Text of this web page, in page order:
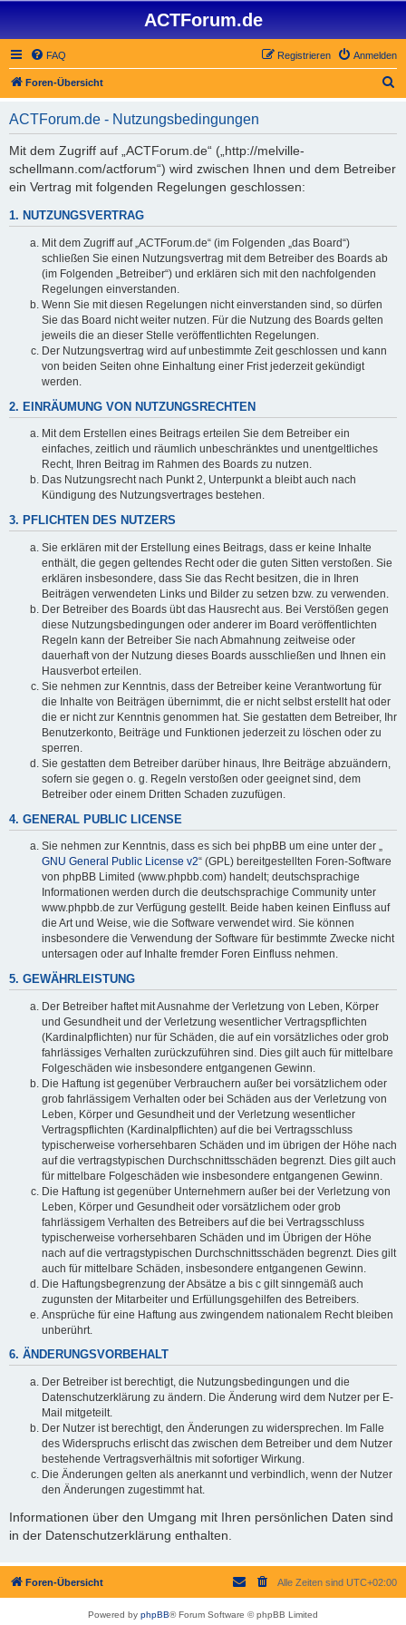
ACTForum.de
FAQ Anmelden
Registrieren
Foren-Übersicht
ACTForum.de - Nutzungsbedingungen
Mit dem Zugriff auf „ACTForum.de“ („http://melville-
schellmann.com/actforum“) wird zwischen Ihnen und dem Betreiber
ein Vertrag mit folgenden Regelungen geschlossen:
1. NUTZUNGSVERTRAG
Mit dem Zugriff auf „ACTForum.de“ (im Folgenden „das Board“)
schließen Sie einen Nutzungsvertrag mit dem Betreiber des Boards ab
(im Folgenden „Betreiber“) und erklären sich mit den nachfolgenden
Regelungen einverstanden.
Wenn Sie mit diesen Regelungen nicht einverstanden sind, so dürfen
Sie das Board nicht weiter nutzen. Für die Nutzung des Boards gelten
jeweils die an dieser Stelle veröffentlichten Regelungen.
Der Nutzungsvertrag wird auf unbestimmte Zeit geschlossen und kann
von beiden Seiten ohne Einhaltung einer Frist jederzeit gekündigt
werden.
2. EINRÄUMUNG VON NUTZUNGSRECHTEN
Mit dem Erstellen eines Beitrags erteilen Sie dem Betreiber ein
einfaches, zeitlich und räumlich unbeschränktes und unentgeltliches
Recht, Ihren Beitrag im Rahmen des Boards zu nutzen.
Das Nutzungsrecht nach Punkt 2, Unterpunkt a bleibt auch nach
Kündigung des Nutzungsvertrages bestehen.
3. PFLICHTEN DES NUTZERS
Sie erklären mit der Erstellung eines Beitrags, dass er keine Inhalte
enthält, die gegen geltendes Recht oder die guten Sitten verstoßen. Sie
erklären insbesondere, dass Sie das Recht besitzen, die in Ihren
Beiträgen verwendeten Links und Bilder zu setzen bzw. zu verwenden.
Der Betreiber des Boards übt das Hausrecht aus. Bei Verstößen gegen
diese Nutzungsbedingungen oder anderer im Board veröffentlichten
Regeln kann der Betreiber Sie nach Abmahnung zeitweise oder
dauerhaft von der Nutzung dieses Boards ausschließen und Ihnen ein
Hausverbot erteilen.
Sie nehmen zur Kenntnis, dass der Betreiber keine Verantwortung für
die Inhalte von Beiträgen übernimmt, die er nicht selbst erstellt hat oder
die er nicht zur Kenntnis genommen hat. Sie gestatten dem Betreiber, Ihr
Benutzerkonto, Beiträge und Funktionen jederzeit zu löschen oder zu
sperren.
Sie gestatten dem Betreiber darüber hinaus, Ihre Beiträge abzuändern,
sofern sie gegen o. g. Regeln verstoßen oder geeignet sind, dem
Betreiber oder einem Dritten Schaden zuzufügen.
4. GENERAL PUBLIC LICENSE
Sie nehmen zur Kenntnis, dass es sich bei phpBB um eine unter der „
GNU General Public License v2“ (GPL) bereitgestellten Foren-Software
von phpBB Limited (www.phpbb.com) handelt; deutschsprachige
Informationen werden durch die deutschsprachige Community unter
www.phpbb.de zur Verfügung gestellt. Beide haben keinen Einfluss auf
die Art und Weise, wie die Software verwendet wird. Sie können
insbesondere die Verwendung der Software für bestimmte Zwecke nicht
untersagen oder auf Inhalte fremder Foren Einfluss nehmen.
5. GEWÄHRLEISTUNG
Der Betreiber haftet mit Ausnahme der Verletzung von Leben, Körper
und Gesundheit und der Verletzung wesentlicher Vertragspflichten
(Kardinalpflichten) nur für Schäden, die auf ein vorsätzliches oder grob
fahrlässiges Verhalten zurückzuführen sind. Dies gilt auch für mittelbare
Folgeschäden wie insbesondere entgangenen Gewinn.
Die Haftung ist gegenüber Verbrauchern außer bei vorsätzlichem oder
grob fahrlässigem Verhalten oder bei Schäden aus der Verletzung von
Leben, Körper und Gesundheit und der Verletzung wesentlicher
Vertragspflichten (Kardinalpflichten) auf die bei Vertragsschluss
typischerweise vorhersehbaren Schäden und im übrigen der Höhe nach
auf die vertragstypischen Durchschnittsschäden begrenzt. Dies gilt auch
für mittelbare Folgeschäden wie insbesondere entgangenen Gewinn.
Die Haftung ist gegenüber Unternehmern außer bei der Verletzung von
Leben, Körper und Gesundheit oder vorsätzlichem oder grob
fahrlässigem Verhalten des Betreibers auf die bei Vertragsschluss
typischerweise vorhersehbaren Schäden und im Übrigen der Höhe
nach auf die vertragstypischen Durchschnittsschäden begrenzt. Dies gilt
auch für mittelbare Schäden, insbesondere entgangenen Gewinn.
Die Haftungsbegrenzung der Absätze a bis c gilt sinngemäß auch
zugunsten der Mitarbeiter und Erfüllungsgehilfen des Betreibers.
Ansprüche für eine Haftung aus zwingendem nationalem Recht bleiben
unberührt.
6. ÄNDERUNGSVORBEHALT
Der Betreiber ist berechtigt, die Nutzungsbedingungen und die
Datenschutzerklärung zu ändern. Die Änderung wird dem Nutzer per E-
Mail mitgeteilt.
Der Nutzer ist berechtigt, den Änderungen zu widersprechen. Im Falle
des Widerspruchs erlischt das zwischen dem Betreiber und dem Nutzer
bestehende Vertragsverhältnis mit sofortiger Wirkung.
Die Änderungen gelten als anerkannt und verbindlich, wenn der Nutzer
den Änderungen zugestimmt hat.
Informationen über den Umgang mit Ihren persönlichen Daten sind
in der Datenschutzerklärung enthalten.
Foren-Übersicht Alle Zeiten sind UTC+02:00
Powered by phpBB® Forum Software © phpBB Limited